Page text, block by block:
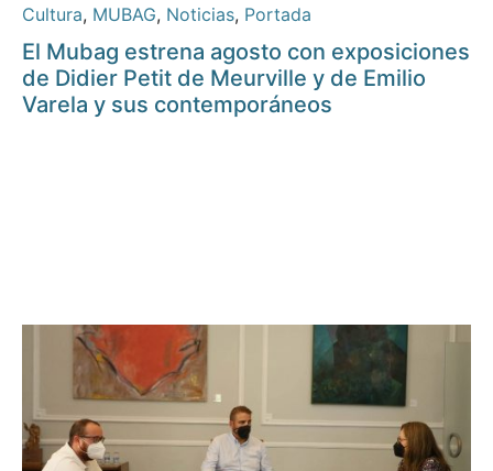
Cultura, MUBAG, Noticias, Portada
El Mubag estrena agosto con exposiciones
de Didier Petit de Meurville y de Emilio
Varela y sus contemporáneos